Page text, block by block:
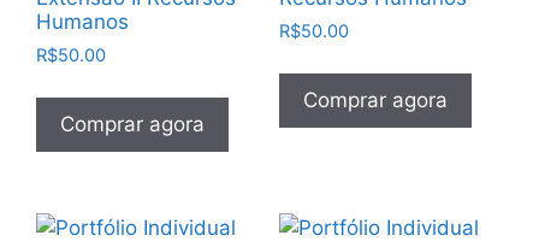
Humanos
R$50.00
Comprar agora
R$50.00
Comprar agora